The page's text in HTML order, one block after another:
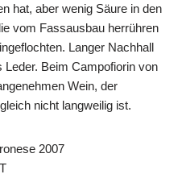
hat, aber wenig Säure in den
vom Fassausbau herrühren
Langer Nachhall
Beim Campofiorin von
Wein, der
nicht langweilig ist.
2007